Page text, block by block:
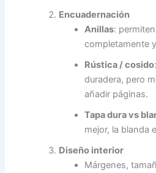
Encuadernación
Anillas:
completamente
Rústica / cosido
duradera, pero
añadir páginas.
Tapa dura vs
mejor, la blanda
Diseño interior
Márgenes,